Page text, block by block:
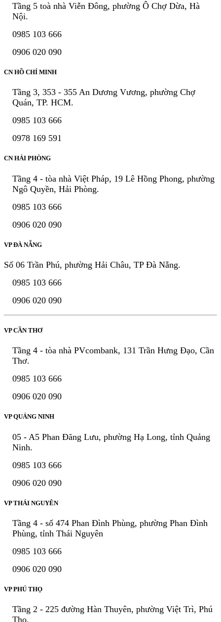
Tầng 5 toà nhà Viễn Đông, phường Ô Chợ Dừa, Hà
Nội.
0985 103 666
0906 020 090
CN HỒ CHÍ MINH
Tầng 3, 353 - 355 An Dương Vương, phường Chợ
Quán, TP. HCM.
0985 103 666
0978 169 591
CN HẢI PHÒNG
Tầng 4 - tòa nhà Việt Pháp, 19 Lê Hồng Phong, phường
Ngô Quyền, Hải Phòng.
0985 103 666
0906 020 090
VP ĐÀ NẴNG
Số 06 Trần Phú, phường Hải Châu, TP Đà Nẵng.
0985 103 666
0906 020 090
VP CẦN THƠ
Tầng 4 - tòa nhà PVcombank, 131 Trần Hưng Đạo, Cần
Thơ.
0985 103 666
0906 020 090
VP QUẢNG NINH
05 - A5 Phan Đăng Lưu, phường Hạ Long, tỉnh Quảng
Ninh.
0985 103 666
0906 020 090
VP THÁI NGUYÊN
Tầng 4 - số 474 Phan Đình Phùng, phường Phan Đình
Phùng, tỉnh Thái Nguyên
0985 103 666
0906 020 090
VP PHÚ THỌ
Tầng 2 - 225 đường Hàn Thuyên, phường Việt Trì, Phú
Thọ.